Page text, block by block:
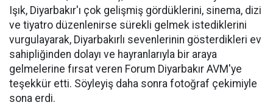
Işık, Diyarbakır'ı çok gelişmiş gördüklerini, sinema, dizi
ve tiyatro düzenlenirse sürekli gelmek istediklerini
vurgulayarak, Diyarbakırlı sevenlerinin gösterdikleri ev
sahipliğinden dolayı ve hayranlarıyla bir araya
gelmelerine fırsat veren Forum Diyarbakır AVM'ye
teşekkür etti. Söyleyiş daha sonra fotoğraf çekimiyle
sona erdi.